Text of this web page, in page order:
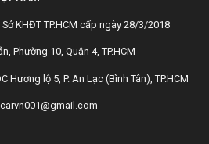
KHĐT TP.HCM cấp ngày 28/3/2018
Phường 10, Quận 4, TP.HCM
Hương lộ 5, P. An Lạc (Bình Tân), TP.HCM